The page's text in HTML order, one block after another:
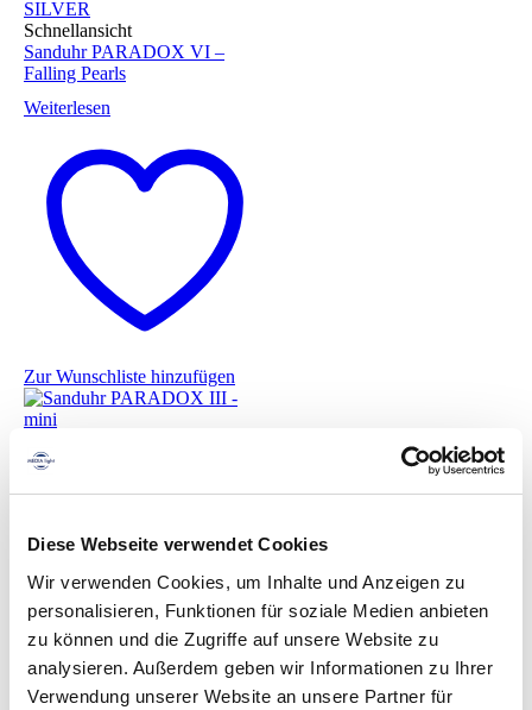
Diese Webseite verwendet Cookies
Wir verwenden Cookies, um Inhalte und Anzeigen zu
personalisieren, Funktionen für soziale Medien anbieten
zu können und die Zugriffe auf unsere Website zu
analysieren. Außerdem geben wir Informationen zu Ihrer
Verwendung unserer Website an unsere Partner für
Schnellansicht
Sanduhr PARADOX VI –
Falling Pearls
Weiterlesen
Zur Wunschliste hinzufügen
Sanduhr PARADOX III – mini
Weiterlesen